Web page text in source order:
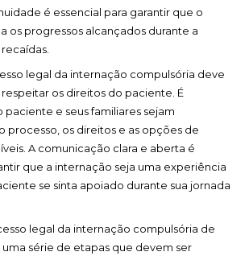
é essencial para garantir que o
os progressos alcançados durante a
legal da internação compulsória deve
os direitos do paciente. É
e seus familiares sejam
processo, os direitos e as opções de
A comunicação clara e aberta é
que a internação seja uma experiência
se sinta apoiado durante sua jornada
legal da internação compulsória de
série de etapas que devem ser